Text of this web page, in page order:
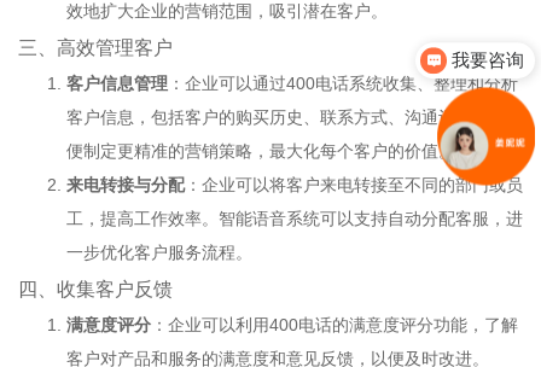
效地扩大企业的营销范围，吸引潜在客户。
三、高效管理客户
客户信息管理 ：企业可以通过400电话系统收集、整理和分析
客户信息，包括客户的购买历史、联系方式、沟通记录等，以
便制定更精准的营销策略，最大化每个客户的价值。
来电转接与分配：企业可以将客户来电转接至不同的部门或员
工，提高工作效率。智能语音系统可以支持自动分配客服，进
一步优化客户服务流程。
四、收集客户反馈
满意度评分 ：企业可以利用400电话的满意度评分功能，了解
客户对产品和服务的满意度和意见反馈，以便及时改进。
我要咨询